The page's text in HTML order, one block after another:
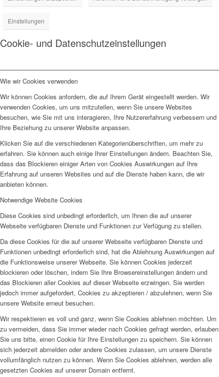
Einstellungen
Cookie- und Datenschutzeinstellungen
Wie wir Cookies verwenden
Wir können Cookies anfordern, die auf Ihrem Gerät eingestellt werden. Wir
verwenden Cookies, um uns mitzuteilen, wenn Sie unsere Websites
besuchen, wie Sie mit uns interagieren, Ihre Nutzererfahrung verbessern und
Ihre Beziehung zu unserer Website anpassen.
Klicken Sie auf die verschiedenen Kategorienüberschriften, um mehr zu
erfahren. Sie können auch einige Ihrer Einstellungen ändern. Beachten Sie,
dass das Blockieren einiger Arten von Cookies Auswirkungen auf Ihre
Erfahrung auf unseren Websites und auf die Dienste haben kann, die wir
anbieten können.
Notwendige Website Cookies
Diese Cookies sind unbedingt erforderlich, um Ihnen die auf unserer
Webseite verfügbaren Dienste und Funktionen zur Verfügung zu stellen.
Da diese Cookies für die auf unserer Webseite verfügbaren Dienste und
Funktionen unbedingt erforderlich sind, hat die Ablehnung Auswirkungen auf
die Funktionsweise unserer Webseite. Sie können Cookies jederzeit
blockieren oder löschen, indem Sie Ihre Browsereinstellungen ändern und
das Blockieren aller Cookies auf dieser Webseite erzwingen. Sie werden
jedoch immer aufgefordert, Cookies zu akzeptieren / abzulehnen, wenn Sie
unsere Website erneut besuchen.
Wir respektieren es voll und ganz, wenn Sie Cookies ablehnen möchten. Um
zu vermeiden, dass Sie immer wieder nach Cookies gefragt werden, erlauben
Sie uns bitte, einen Cookie für Ihre Einstellungen zu speichern. Sie können
sich jederzeit abmelden oder andere Cookies zulassen, um unsere Dienste
vollumfänglich nutzen zu können. Wenn Sie Cookies ablehnen, werden alle
gesetzten Cookies auf unserer Domain entfernt.